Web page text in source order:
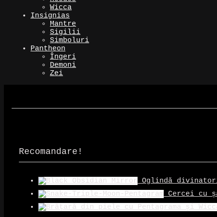
Wicca
Insignias
Mantre
Sigilii
Simboluri
Pantheon
Îngeri
Demoni
Zei
Recomandare!
Oglindă
Cercei cu